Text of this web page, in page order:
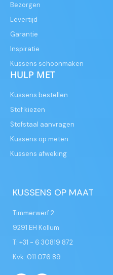
Bezorgen
Levertijd
Garantie
Inspiratie
Kussens schoonmaken
HULP MET
Kussens bestellen
Stof kiezen
Stofstaal aanvragen
Kussens op meten
Kussens afweking
KUSSENS OP MAAT
Timmerwerf 2
9291 EH Kollum
T: +31 - 6 30819 872
Kvk: 011 076 89